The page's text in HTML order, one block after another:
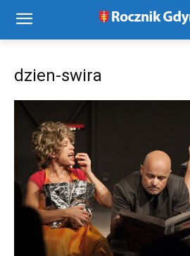
dzien-swira